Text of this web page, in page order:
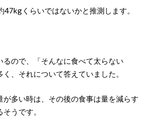
くらいではないかと推測します。
るので、「そんなに食べて太らない
、それについて答えていました。
が多い時は、その後の食事は量を減らす
うです。